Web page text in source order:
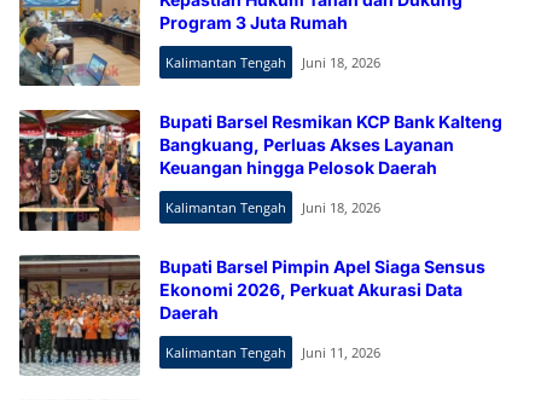
Program 3 Juta Rumah
Kalimantan Tengah Juni 18, 2026
Bupati Barsel Resmikan KCP Bank Kalteng
Bangkuang, Perluas Akses Layanan
Keuangan hingga Pelosok Daerah
Kalimantan Tengah Juni 18, 2026
Bupati Barsel Pimpin Apel Siaga Sensus
Ekonomi 2026, Perkuat Akurasi Data
Daerah
Kalimantan Tengah Juni 11, 2026